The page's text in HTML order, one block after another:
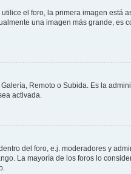
el foro, la primera imagen está
una imagen más grande, es
Remoto o Subida. Es la
activada.
del foro, e.j. moderadores y
La mayoría de los foros lo